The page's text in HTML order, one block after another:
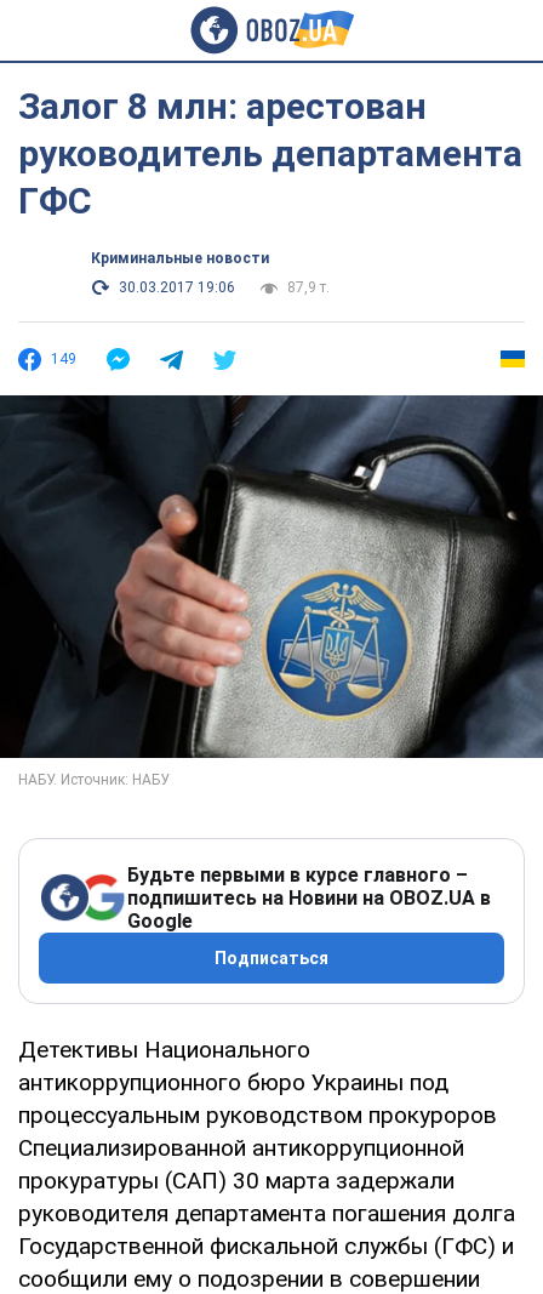
Залог 8 млн: арестован
руководитель департамента
ГФС
Криминальные новости
30.03.2017 19:06
87,9 т.
149
Будьте первыми в курсе главного –
подпишитесь на Новини на OBOZ.UA в
Google
Подписаться
Детективы Национального
антикоррупционного бюро Украины под
процессуальным руководством прокуроров
Специализированной антикоррупционной
прокуратуры (САП) 30 марта задержали
руководителя департамента погашения долга
Государственной фискальной службы (ГФС) и
сообщили ему о подозрении в совершении